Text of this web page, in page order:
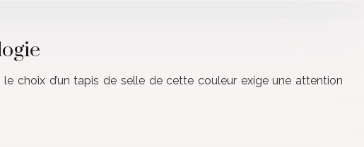
choix d’un tapis de selle de cette couleur exige une attention